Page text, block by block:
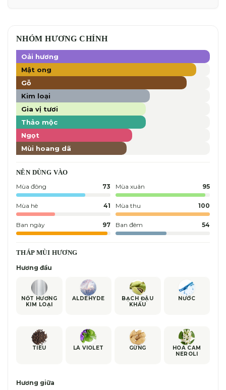
NHÓM HƯƠNG CHÍNH
Oải hương
Mật ong
Gỗ
Kim loại
Gia vị tươi
Thảo mộc
Ngọt
Mùi hoang dã
NÊN DÙNG VÀO
Mùa đông
73 Mùa xuân 95
Mùa hè 41 Mùa thu 100
Ban ngày 97 Ban đêm 54
THÁP MÙI HƯƠNG
Hương đầu
NỐT HƯƠNG
KIM LOẠI
ALDEHYDE
BẠCH ĐẬU
KHẤU
NƯỚC
TIÊU LÁ VIOLET GỪNG
HOA CAM
NEROLI
Hương giữa